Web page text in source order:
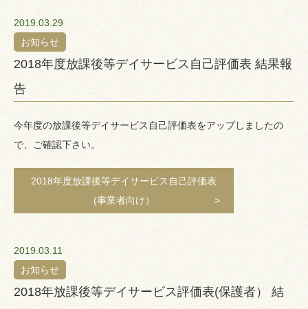
2019.03.29
お知らせ
2018年度放課後等デイサービス自己評価表 結果報
告
今年度の放課後等デイサービス自己評価表をアップしましたの
で、ご確認下さい。
2018年度放課後等デイサービス自己評価表
(事業者向け）
2019.03.11
お知らせ
2018年放課後等デイサービス評価表(保護者） 結